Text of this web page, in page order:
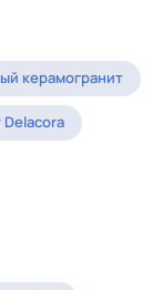
керамогранит